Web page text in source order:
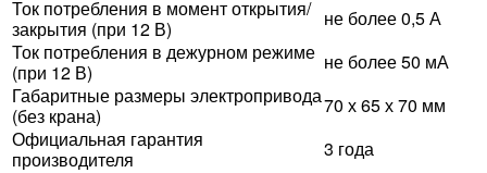
Ток потребления в момент открытия/
закрытия (при 12 В)
не более 0,5 А
Ток потребления в дежурном режиме
(при 12 В)
не более 50 мА
Габаритные размеры электропривода
(без крана)
70 х 65 х 70 мм
Официальная гарантия
производителя
3 года